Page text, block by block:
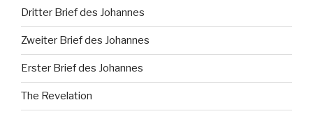
Dritter Brief des Johannes
Zweiter Brief des Johannes
Erster Brief des Johannes
The Revelation